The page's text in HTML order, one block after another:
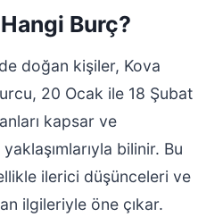
Burç?
doğan kişiler, Kova
20 Ocak ile 18 Şubat
kapsar ve
bilinir. Bu
ilerici düşünceleri ve
ilgileriyle öne çıkar.